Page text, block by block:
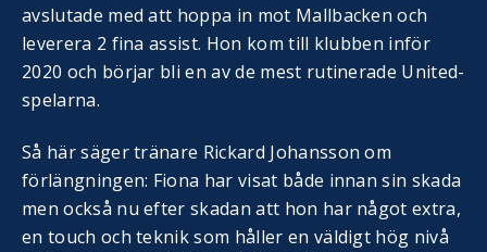
avslutade med att hoppa in mot Mallbacken och
leverera 2 fina assist. Hon kom till klubben inför
2020 och börjar bli en av de mest rutinerade United-
spelarna.
Så här säger tränare Rickard Johansson om
förlängningen: Fiona har visat både innan sin skada
men också nu efter skadan att hon har något extra,
en touch och teknik som håller en väldigt hög nivå